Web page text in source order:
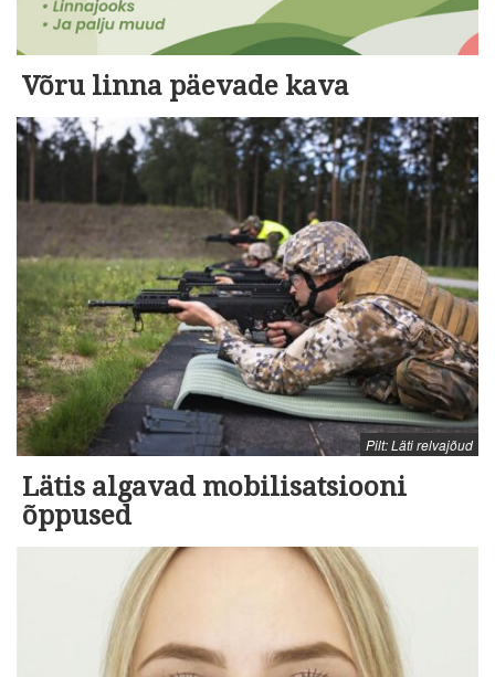
Võru linna päevade kava
Pilt: Läti relvajõud
Lätis algavad mobilisatsiooni
õppused